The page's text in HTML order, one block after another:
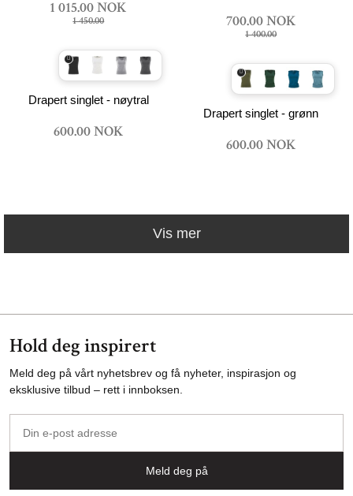
1 015.00 NOK
1 450.00 700.00 NOK
1 400.00
Drapert singlet - nøytral
600.00 NOK
Drapert singlet - grønn
600.00 NOK
Vis mer
Hold deg inspirert
Meld deg på vårt nyhetsbrev og få nyheter, inspirasjon og
eksklusive tilbud – rett i innboksen.
post
Meld deg på